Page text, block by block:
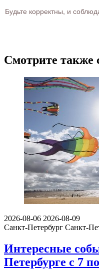
Будьте корректны, и
Смотрите также
2026-08-06 2026-08-09
Санкт-Петербург Санкт-
Интересные
Петербурге с 7